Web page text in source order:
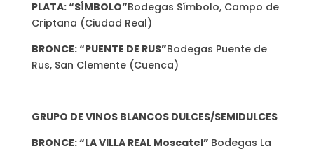
PLATA: “SÍMBOLO”Bodegas Símbolo, Campo de
Criptana (Ciudad Real)
BRONCE: “PUENTE DE RUS”Bodegas Puente de
Rus, San Clemente (Cuenca)
GRUPO DE VINOS BLANCOS DULCES/SEMIDULCES
BRONCE: “LA VILLA REAL Moscatel” Bodegas La